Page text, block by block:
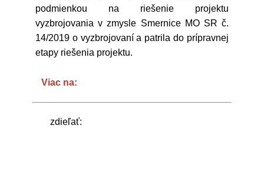
podmienkou na riešenie projektu
vyzbrojovania v zmysle Smernice MO SR č.
14/2019 o vyzbrojovaní a patrila do prípravnej
etapy riešenia projektu.
Viac na:
zdieľať: